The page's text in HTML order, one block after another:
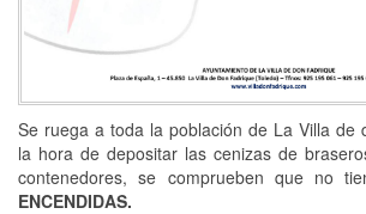
Se ruega a toda la población de La Villa de
la hora de depositar las cenizas de
contenedores, se comprueben que no
ENCENDIDAS.